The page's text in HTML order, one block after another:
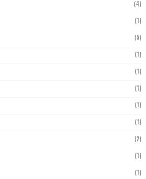
(4)
(1)
(5)
(1)
(1)
(1)
(1)
(1)
(2)
(1)
(1)